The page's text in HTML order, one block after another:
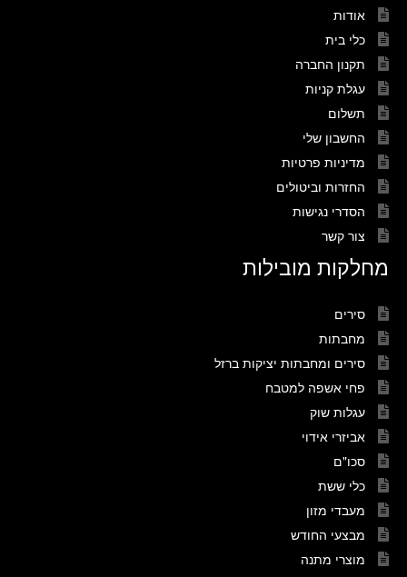
אודות
כלי בית
תקנון החברה
עגלת קניות
תשלום
החשבון שלי
מדיניות פרטיות
החזרות וביטולים
הסדרי נגישות
צור קשר
מחלקות מובילות
סירים
מחבתות
סירים ומחבתות יציקות ברזל
פחי אשפה למטבח
עגלות שוק
אביזרי אידוי
סכו"ם
כלי ששת
מעבדי מזון
מבצעי החודש
מוצרי מתנה